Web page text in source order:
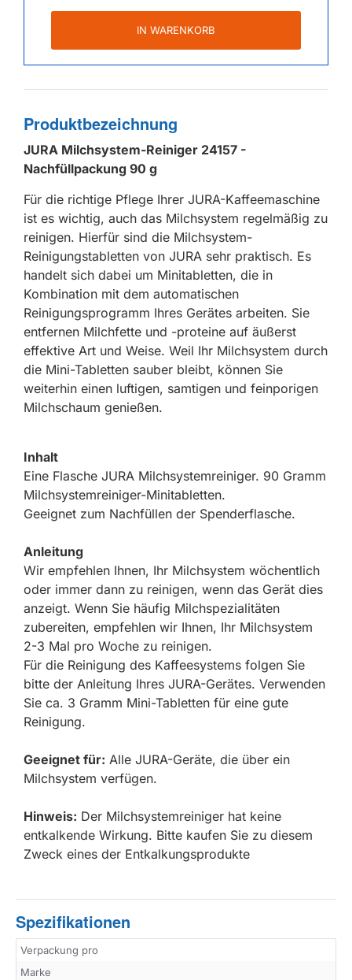
IN WARENKORB
Produktbezeichnung
JURA Milchsystem-Reiniger 24157 -
Nachfüllpackung 90 g
Für die richtige Pflege Ihrer JURA-Kaffeemaschine
ist es wichtig, auch das Milchsystem regelmäßig zu
reinigen. Hierfür sind die Milchsystem-
Reinigungstabletten von JURA sehr praktisch. Es
handelt sich dabei um Minitabletten, die in
Kombination mit dem automatischen
Reinigungsprogramm Ihres Gerätes arbeiten. Sie
entfernen Milchfette und -proteine auf äußerst
effektive Art und Weise. Weil Ihr Milchsystem durch
die Mini-Tabletten sauber bleibt, können Sie
weiterhin einen luftigen, samtigen und feinporigen
Milchschaum genießen.
Inhalt
Eine Flasche JURA Milchsystemreiniger. 90 Gramm
Milchsystemreiniger-Minitabletten.
Geeignet zum Nachfüllen der Spenderflasche.
Anleitung
Wir empfehlen Ihnen, Ihr Milchsystem wöchentlich
oder immer dann zu reinigen, wenn das Gerät dies
anzeigt. Wenn Sie häufig Milchspezialitäten
zubereiten, empfehlen wir Ihnen, Ihr Milchsystem
2-3 Mal pro Woche zu reinigen.
Für die Reinigung des Kaffeesystems folgen Sie
bitte der Anleitung Ihres JURA-Gerätes. Verwenden
Sie ca. 3 Gramm Mini-Tabletten für eine gute
Reinigung.
Geeignet für: Alle JURA-Geräte, die über ein
Milchsystem verfügen.
Hinweis: Der Milchsystemreiniger hat keine
entkalkende Wirkung. Bitte kaufen Sie zu diesem
Zweck eines der Entkalkungsprodukte
Spezifikationen
Verpackung pro
Marke